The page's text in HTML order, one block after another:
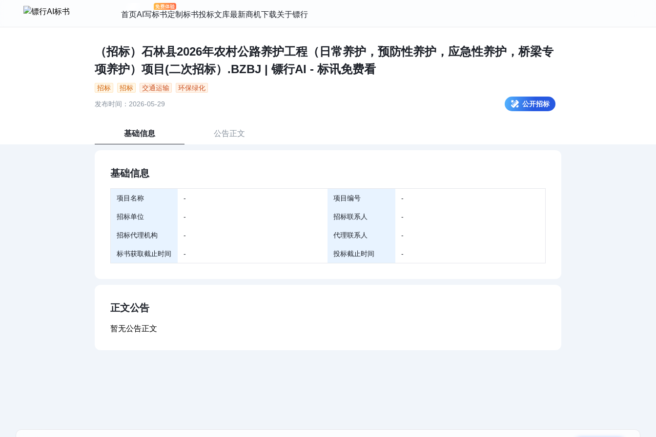
首页AI写标书定制标书投标文库最新商机下载关于镖行
（招标）石林县2026年农村公路养护工程（日常养护，预防性养护，应急性养护，桥梁专
项养护）项目(二次招标）.BZBJ | 镖行AI - 标讯免费看
招标 招标 交通运输 环保绿化
发布时间：2026-05-29 公开招标
基础信息 公告正文
基础信息
项目名称 - 项目编号 -
招标单位 - 招标联系人 -
招标代理机构 - 代理联系人 -
标书获取截止时间 - 投标截止时间 -
正文公告
暂无公告正文